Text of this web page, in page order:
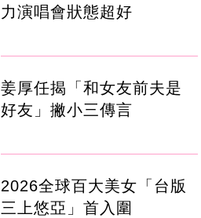
力演唱會狀態超好
姜厚任揭「和女友前夫是
好友」撇小三傳言
2026全球百大美女「台版
三上悠亞」首入圍